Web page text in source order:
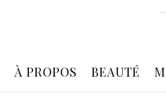
À PROPOS BEAUTÉ